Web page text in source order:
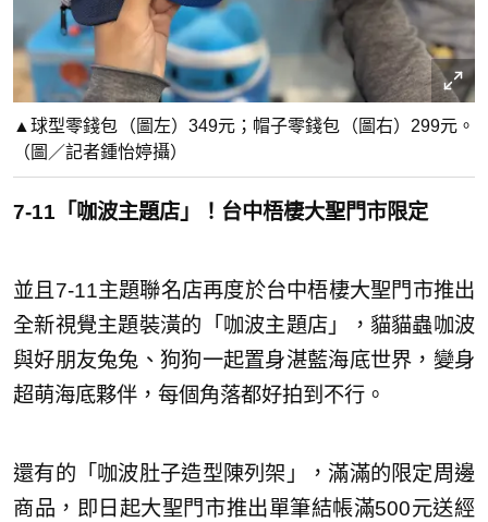
▲球型零錢包（圖左）349元；帽子零錢包（圖右）299元。
（圖／記者鍾怡婷攝）
7-11「咖波主題店」！台中梧棲大聖門市限定
並且7-11主題聯名店再度於台中梧棲大聖門市推出
全新視覺主題裝潢的「咖波主題店」，貓貓蟲咖波
與好朋友兔兔、狗狗一起置身湛藍海底世界，變身
超萌海底夥伴，每個角落都好拍到不行。
還有的「咖波肚子造型陳列架」，滿滿的限定周邊
商品，即日起大聖門市推出單筆結帳滿500元送經